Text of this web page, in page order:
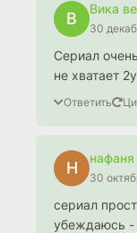
В
Вика
30
Сериал
не хватает
Ответить
Н
нафаня
30
сериал
убеждаюсь -